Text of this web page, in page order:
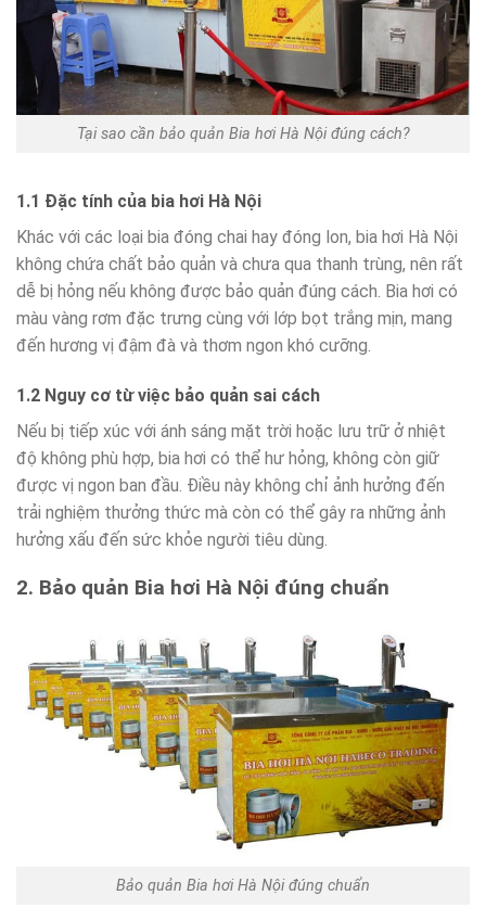
Tại sao cần bảo quản Bia hơi Hà Nội đúng cách?
1.1 Đặc tính của bia hơi Hà Nội
Khác với các loại bia đóng chai hay đóng lon, bia hơi Hà Nội
không chứa chất bảo quản và chưa qua thanh trùng, nên rất
dễ bị hỏng nếu không được bảo quản đúng cách. Bia hơi có
màu vàng rơm đặc trưng cùng với lớp bọt trắng mịn, mang
đến hương vị đậm đà và thơm ngon khó cưỡng.
1.2 Nguy cơ từ việc bảo quản sai cách
Nếu bị tiếp xúc với ánh sáng mặt trời hoặc lưu trữ ở nhiệt
độ không phù hợp, bia hơi có thể hư hỏng, không còn giữ
được vị ngon ban đầu. Điều này không chỉ ảnh hưởng đến
trải nghiệm thưởng thức mà còn có thể gây ra những ảnh
hưởng xấu đến sức khỏe người tiêu dùng.
2. Bảo quản Bia hơi Hà Nội đúng chuẩn
Bảo quản Bia hơi Hà Nội đúng chuẩn